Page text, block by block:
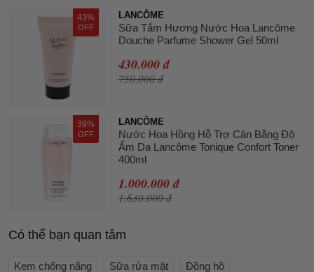
43%
OFF
LANCÔME
Sữa Tắm Hương Nước Hoa Lancôme
Douche Parfume Shower Gel 50ml
430.000 đ
750.000 đ
39%
OFF
LANCÔME
Nước Hoa Hồng Hỗ Trợ Cân Bằng Độ
Ẩm Da Lancôme Tonique Confort Toner
400ml
1.000.000 đ
1.630.000 đ
Có thể bạn quan tâm
Kem chống nắng Sữa rửa mặt
Đồng hồ